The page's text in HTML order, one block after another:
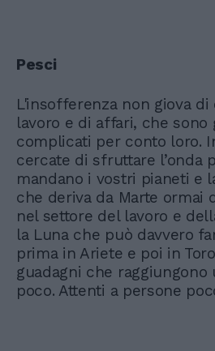
Pesci
L'insofferenza non giova
lavoro e di affari, che sono
complicati per conto loro.
cercate di sfruttare l’onda
mandano i vostri pianeti e
che deriva da Marte ormai
nel settore del lavoro e
la Luna che può davvero
prima in Ariete e poi in
guadagni che
poco. Attenti a persone